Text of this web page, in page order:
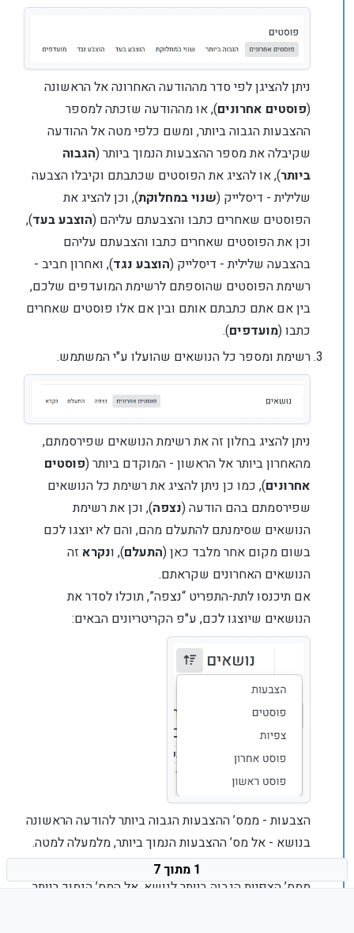
ניתן להציגן לפי סדר מההודעה האחרונה אל הראשונה
(פוסטים אחרונים), או מההודעה שזכתה למספר
ההצבעות הגבוה ביותר, ומשם כלפי מטה אל ההודעה
שקיבלה את מספר ההצבעות הנמוך ביותר (הגבוה
ביותר), או להציג את הפוסטים שכתבתם וקיבלו הצבעה
שלילית - דיסלייק (שנוי במחלוקת), וכן להציג את
הפוסטים שאחרים כתבו והצבעתם עליהם (הוצבע בעד),
וכן את הפוסטים שאחרים כתבו והצבעתם עליהם
בהצבעה שלילית - דיסלייק (הוצבע נגד), ואחרון חביב -
רשימת הפוסטים שהוספתם לרשימת המועדפים שלכם,
בין אם אתם כתבתם אותם ובין אם אלו פוסטים שאחרים
כתבו (מועדפים).
רשימת ומספר כל הנושאים שהועלו ע"י המשתמש.
ניתן להציג בחלון זה את רשימת הנושאים שפירסמתם,
מהאחרון ביותר אל הראשון - המוקדם ביותר (פוסטים
אחרונים), כמו כן ניתן להציג את רשימת כל הנושאים
שפירסמתם בהם הודעה (נצפה), וכן את רשימת
הנושאים שסימנתם להתעלם מהם, והם לא יוצגו לכם
בשום מקום אחר מלבד כאן (התעלם), ונקרא זה
הנושאים האחרונים שקראתם.
אם תיכנסו לתת-התפריט “נצפה”, תוכלו לסדר את
הנושאים שיוצגו לכם, ע"פ הקריטריונים הבאים:
הצבעות - ממס’ ההצבעות הגבוה ביותר להודעה הראשונה
בנושא - אל מס’ ההצבעות הנמוך ביותר, מלמעלה למטה.
פוסטים - מס’ הפוסטים הגבוה ביותר בנושא. צפיות -
ממס’ הצפיות הגבוה ביותר לנושא, אל המס’ הנמוך ביותר.
1 מתוך 7